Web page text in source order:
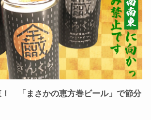
！ 「まさかの恵方巻ビール」で節分